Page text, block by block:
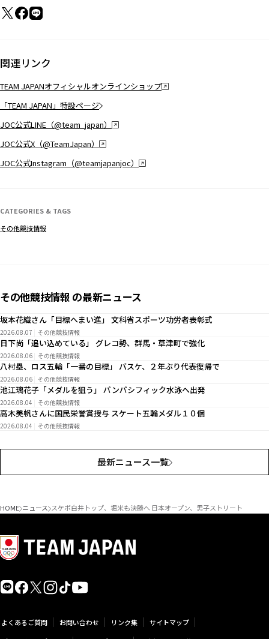
関連リンク
TEAM JAPANオフィシャルオンラインショップ
「TEAM JAPAN」特設ページ
JOC公式LINE（@team_japan）
JOC公式X（@TeamJapan）
JOC公式Instagram（@teamjapanjoc）
CATEGORIES & TAGS
その他競技情報
その他競技情報 の最新ニュース
坂本花織さん「目標へまい進」 文科省スポーツ功労者表彰式
2026.08.07 その他競技情報
日下尚「追い込めている」 グレコ勢、群馬・草津町で強化
2026.08.06 その他競技情報
八村塁、ロス五輪「一番の目標」 バスケ、２年ぶり代表復帰で
2026.08.06 その他競技情報
池江璃花子「メダルを狙う」 パンパシフィック水泳へ出発
2026.08.04 その他競技情報
高木美帆さんに国民栄誉賞授与 スケート五輪メダル１０個
2026.08.04 その他競技情報
最新ニュース一覧
HOME ニュース スケボ白井トップ、堀米も決勝へ 日本オープン、男子ストリート
よくあるご質問 お問い合わせ リンク集
サイトマップ